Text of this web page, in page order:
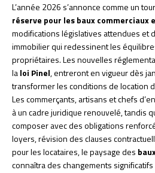
L’année 2026 s’annonce comme un
réserve pour les baux commerciaux
modifications législatives attendues et
immobilier qui redessinent les
propriétaires. Les nouvelles
laloi Pinel, entreront en vigueur dès
transformer les conditions de location
Les commerçants, artisans et chefs
à un cadre juridique renouvelé, tandis
composer avec des obligations
loyers, révision des clauses
pour les locataires, le paysage des
connaîtra des changements